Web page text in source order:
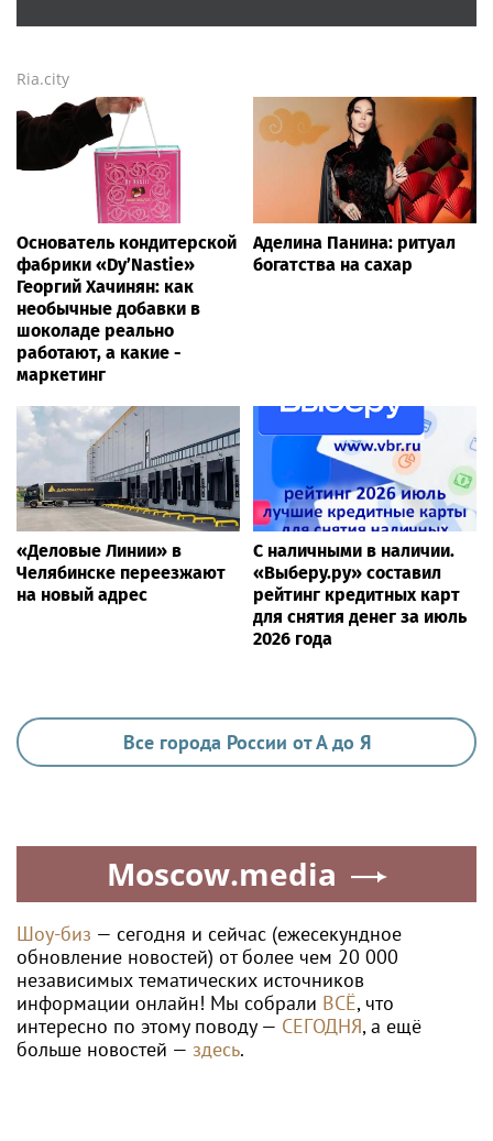
Ria.city
Основатель кондитерской
фабрики «Dy’Nastie»
Георгий Хачинян: как
необычные добавки в
шоколаде реально
работают, а какие -
маркетинг
Аделина Панина: ритуал
богатства на сахар
«Деловые Линии» в
Челябинске переезжают
на новый адрес
С наличными в наличии.
«Выберу.ру» составил
рейтинг кредитных карт
для снятия денег за июль
2026 года
Все города России от А до Я
Moscow.media
Шоу-биз — сегодня и сейчас (ежесекундное
обновление новостей) от более чем 20 000
независимых тематических источников
информации онлайн! Мы собрали ВСЁ, что
интересно по этому поводу — СЕГОДНЯ, а ещё
больше новостей — здесь.